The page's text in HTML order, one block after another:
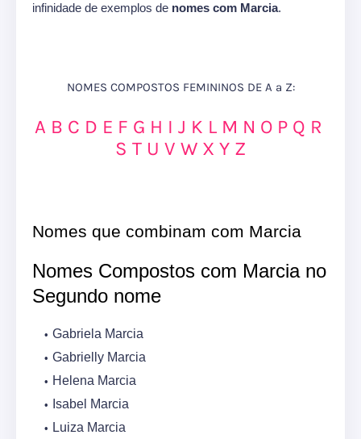
infinidade de exemplos de nomes com Marcia.
NOMES COMPOSTOS FEMININOS DE A a Z:
A B C D E F G H I J K L M N O P Q R
S T U V W X Y Z
Nomes que combinam com Marcia
Nomes Compostos com Marcia no
Segundo nome
Gabriela Marcia
Gabrielly Marcia
Helena Marcia
Isabel Marcia
Luiza Marcia